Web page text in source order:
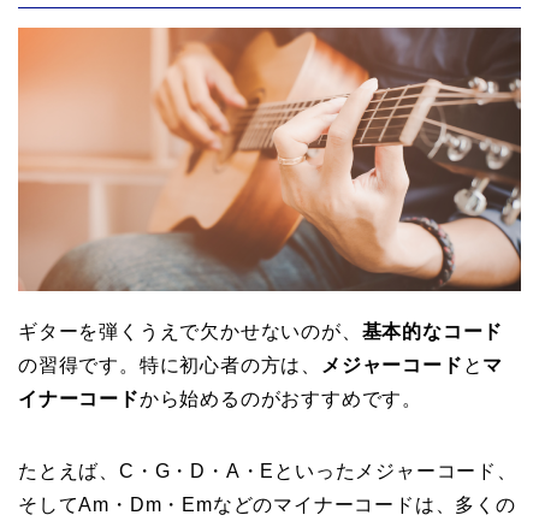
ギターを弾くうえで欠かせないのが、 基本的なコード
の習得です。特に初心者の方は、
メジャーコード と マ
イナーコードから始めるのがおすすめです。
たとえば、C・G・D・A・Eといったメジャーコード、
そしてAm・Dm・Emなどのマイナーコードは、多くの